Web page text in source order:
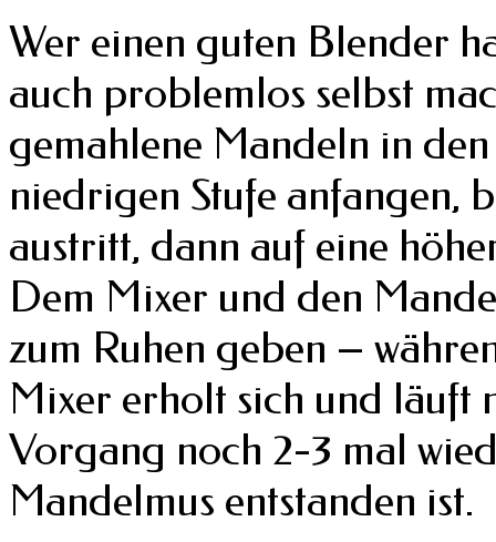
Wer einen guten Blender
auch problemlos selbst
gemahlene Mandeln in
niedrigen Stufe anfangen,
austritt, dann auf eine
Dem Mixer und den
zum Ruhen geben –
Mixer erholt sich und läuft
Vorgang noch 2-3 mal
Mandelmus entstanden ist.